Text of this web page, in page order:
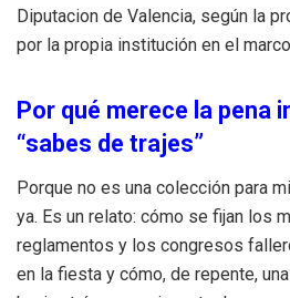
Diputacion de Valencia, según la
por la propia institución en el
Por qué merece la pena
“sabes de trajes”
Porque no es una colección para
ya. Es un relato: cómo se fijan los
reglamentos y los congresos
en la fiesta y cómo, de repente,